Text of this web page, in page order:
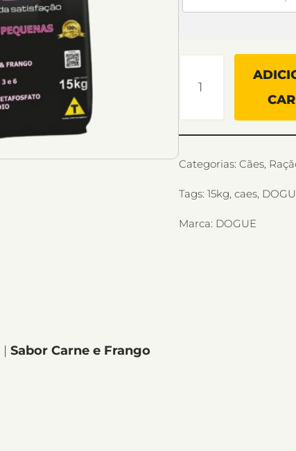
Categorias:Cães,
Tags:15kg,caes,
Marca: DOGUE
| Sabor Carne e Frango